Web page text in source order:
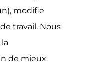
modifie
travail. Nous
de mieux